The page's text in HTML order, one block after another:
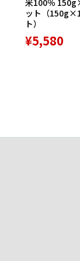
ット（
ト）
¥5,580